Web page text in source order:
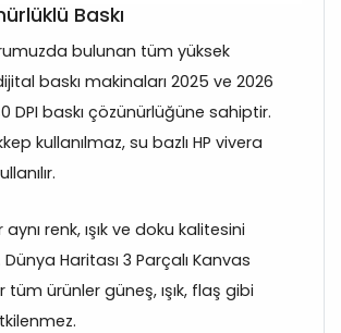
Baskı
bulunan tüm yüksek
baskı makinaları 2025 ve 2026
DPI baskı çözünürlüğüne sahiptir.
kullanılmaz, su bazlı HP vivera
aynı renk, ışık ve doku kalitesini
Haritası 3 Parçalı Kanvas
ürünler güneş, ışık, flaş gibi